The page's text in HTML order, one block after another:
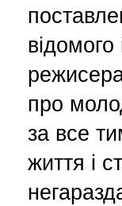
відомого
про
за все
життя і